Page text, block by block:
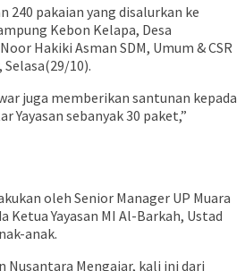
240 pakaian yang disalurkan ke
Kebon Kelapa, Desa
Hakiki Asman SDM, Umum & CSR
Selasa(29/10).
juga memberikan santunan kepada
Yayasan sebanyak 30 paket,”
oleh Senior Manager UP Muara
Ketua Yayasan MI Al-Barkah, Ustad
anak.
Nusantara Mengajar, kali ini dari